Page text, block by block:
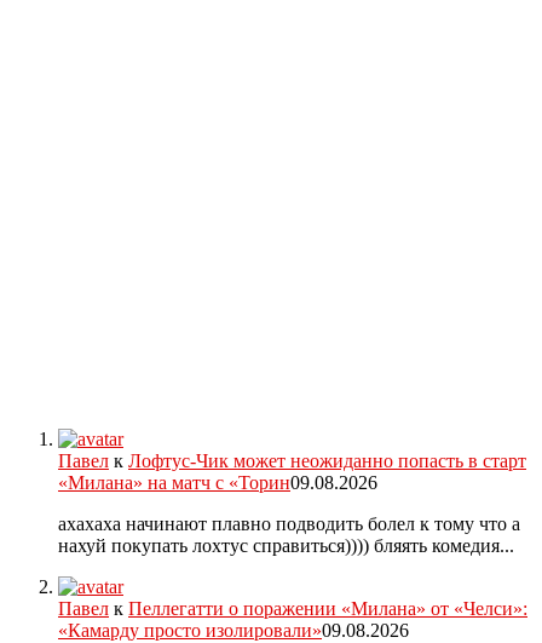
Павел к Лофтус-Чик может неожиданно попасть в старт
«Милана» на матч с «Торин09.08.2026
ахахаха начинают плавно подводить болел к тому что а
нахуй покупать лохтус справиться)))) бляять комедия...
Павел к Пеллегатти о поражении «Милана» от «Челси»:
«Камарду просто изолировали»09.08.2026